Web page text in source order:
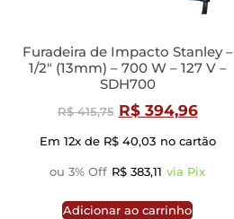
Furadeira de Impacto Stanley –
1/2″ (13mm) – 700 W – 127 V –
SDH700
R$415,75 R$394,96
Em 12x de R$40,03 no cartão
ou 3% Off R$ 383,11 via Pix
Adicionar ao carrinho